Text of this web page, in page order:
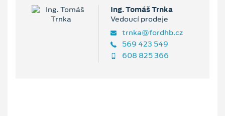
Ing. Tomáš Trnka
Vedoucí prodeje
trnka@fordhb.cz
569 423 549
608 825 366